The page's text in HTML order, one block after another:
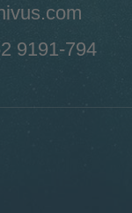
9191-794